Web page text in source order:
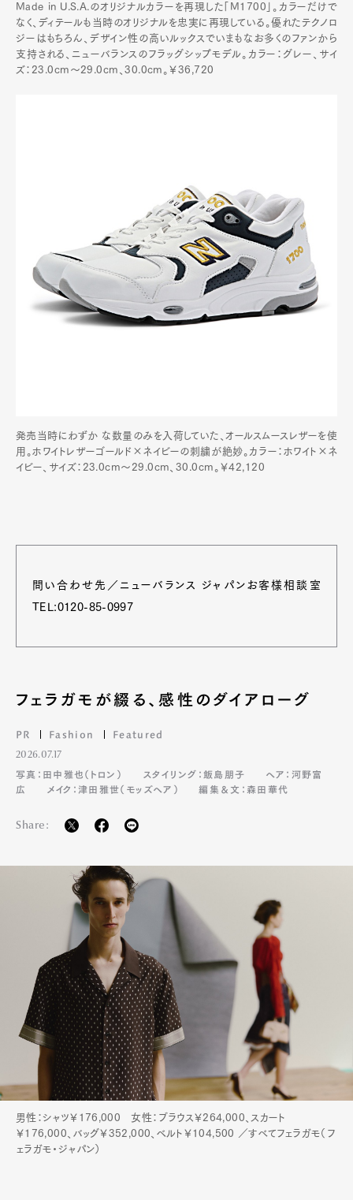
Made in U.S.A.のオリジナルカラーを再現した「M1700」。カラーだけで
なく、ディテールも当時のオリジナルを忠実に再現している。優れたテクノロ
ジーはもちろん、デザイン性の高いルックスでいまもなお多くのファンから
支持される、ニューバランスのフラッグシップモデル。カラー：グレー、サイ
ズ：23.0cm～29.0cm、30.0cm。￥36,720
発売当時にわずか な数量のみを入荷していた、オールスムースレザーを使
用。ホワイトレザーゴールド×ネイビーの刺繍が絶妙。カラー：ホワイト×ネ
イビー、サイズ：23.0cm～29.0cm、30.0cm。￥42,120
問い合わせ先／ニューバランス ジャパンお客様相談室
TEL:0120-85-0997
フェラガモが綴る、感性のダイアローグ
PR Fashion Featured
2026.07.17
写真：田中雅也（トロン）
スタイリング：飯島朋子
ヘア：河野富
広
メイク：津田雅世（モッズヘア） 編集＆文：森田華代
Share:
男性：シャツ￥176,000 女性：ブラウス￥264,000、スカート
￥176,000、バッグ￥352,000、ベルト￥104,500 ／すべてフェラガモ（フ
ェラガモ・ジャパン）